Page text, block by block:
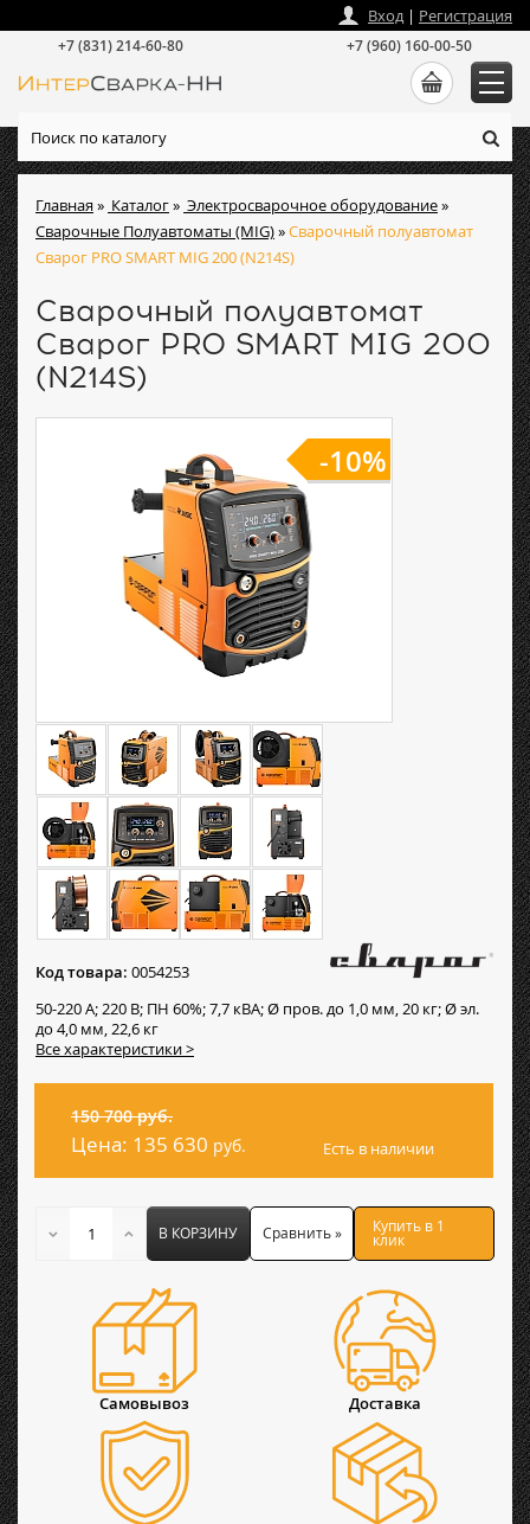
Главная» Каталог» Электросварочное оборудование»
Сварочные Полуавтоматы (MIG)»Сварочный полуавтомат
Сварог PRO SMART MIG 200 (N214S)
Сварочный полуавтомат
Сварог PRO SMART MIG 200
(N214S)
-10%
Код товара: 0054253
50-220 А; 220 В; ПН 60%; 7,7 кВА; Ø пров. до 1,0 мм, 20 кг; Ø эл.
до 4,0 мм, 22,6 кг
Все характеристики >
150 700 руб.
Цена: 135 630 руб. Есть в наличии
В КОРЗИНУ Сравнить » Купить в 1
клик
Самовывоз Доставка
Вход| Регистрация
+7 (831) 214-60-80 +7 (960) 160-00-50